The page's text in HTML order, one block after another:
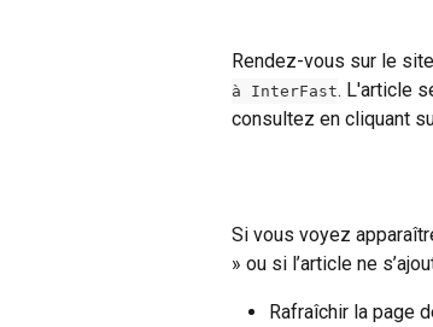
Rendez-vous sur le
à InterFast. L'article
consultez en cliquant
Si vous voyez
» ou si l’article ne
Rafraîchir la page